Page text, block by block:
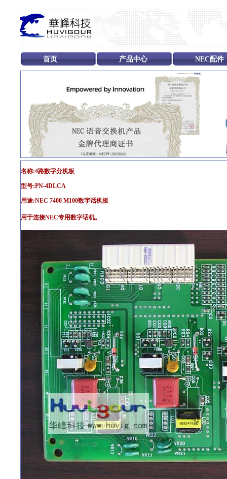
首页 产品中心 NEC配件
名称:4路数字分机板
型号:PN-4DLCA
用途:NEC 7400 M100数字话机板
用于连接NEC专用数字话机。